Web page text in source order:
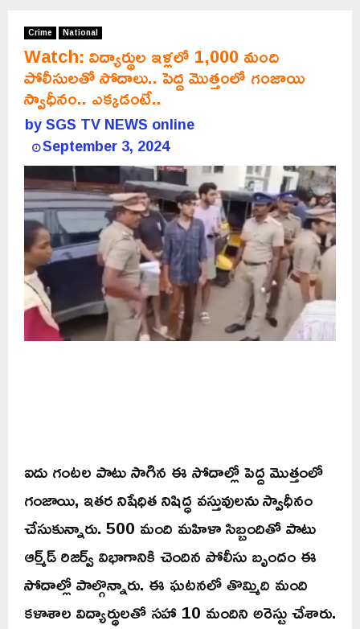
Crime National
Watch: విద్యార్థుల ఇళ్లలో 1,000 మంది
పోలీసులతో సోదాలు.. పెద్ద మొత్తంలో గంజాయి
స్వాధీనం.. ఎక్కడంటే..
bySGS TV NEWS online
September 3, 2024
ఐదు గంటల పాటు సాగిన ఈ సోదాల్లో పెద్ద మొత్తంలో
గంజాయి, ఇతర నిషేధిత నిషిద్ధ వస్తువులను స్వాధీనం
చేసుకున్నారు. 500 మంది మహిళా సిబ్బందితో పాటు
ఆర్మ్‌డ్ రిజర్వ్ విభాగానికి చెందిన పోలీసు బృందం ఈ
సోదాల్లో పాల్గొన్నారు. ఈ ఘటనలో తొమ్మిది మంది
కళాశాల విద్యార్థులతో సహా 10 మందిని అరెస్టు చేశారు.